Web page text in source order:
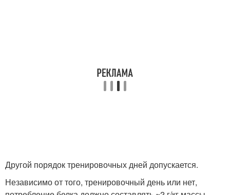
Другой порядок тренировочных дней допускается.
Независимо от того, тренировочный день или нет,